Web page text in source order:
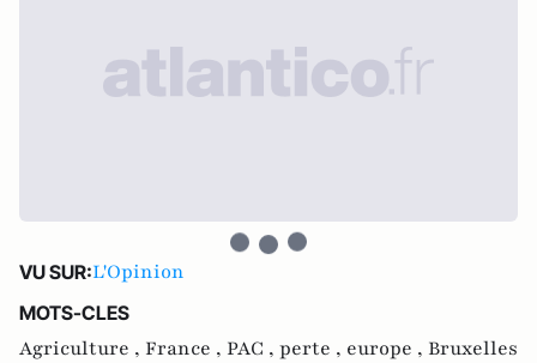
VU SUR:L'Opinion
MOTS-CLES
Agriculture , France , PAC , perte , europe , Bruxelles